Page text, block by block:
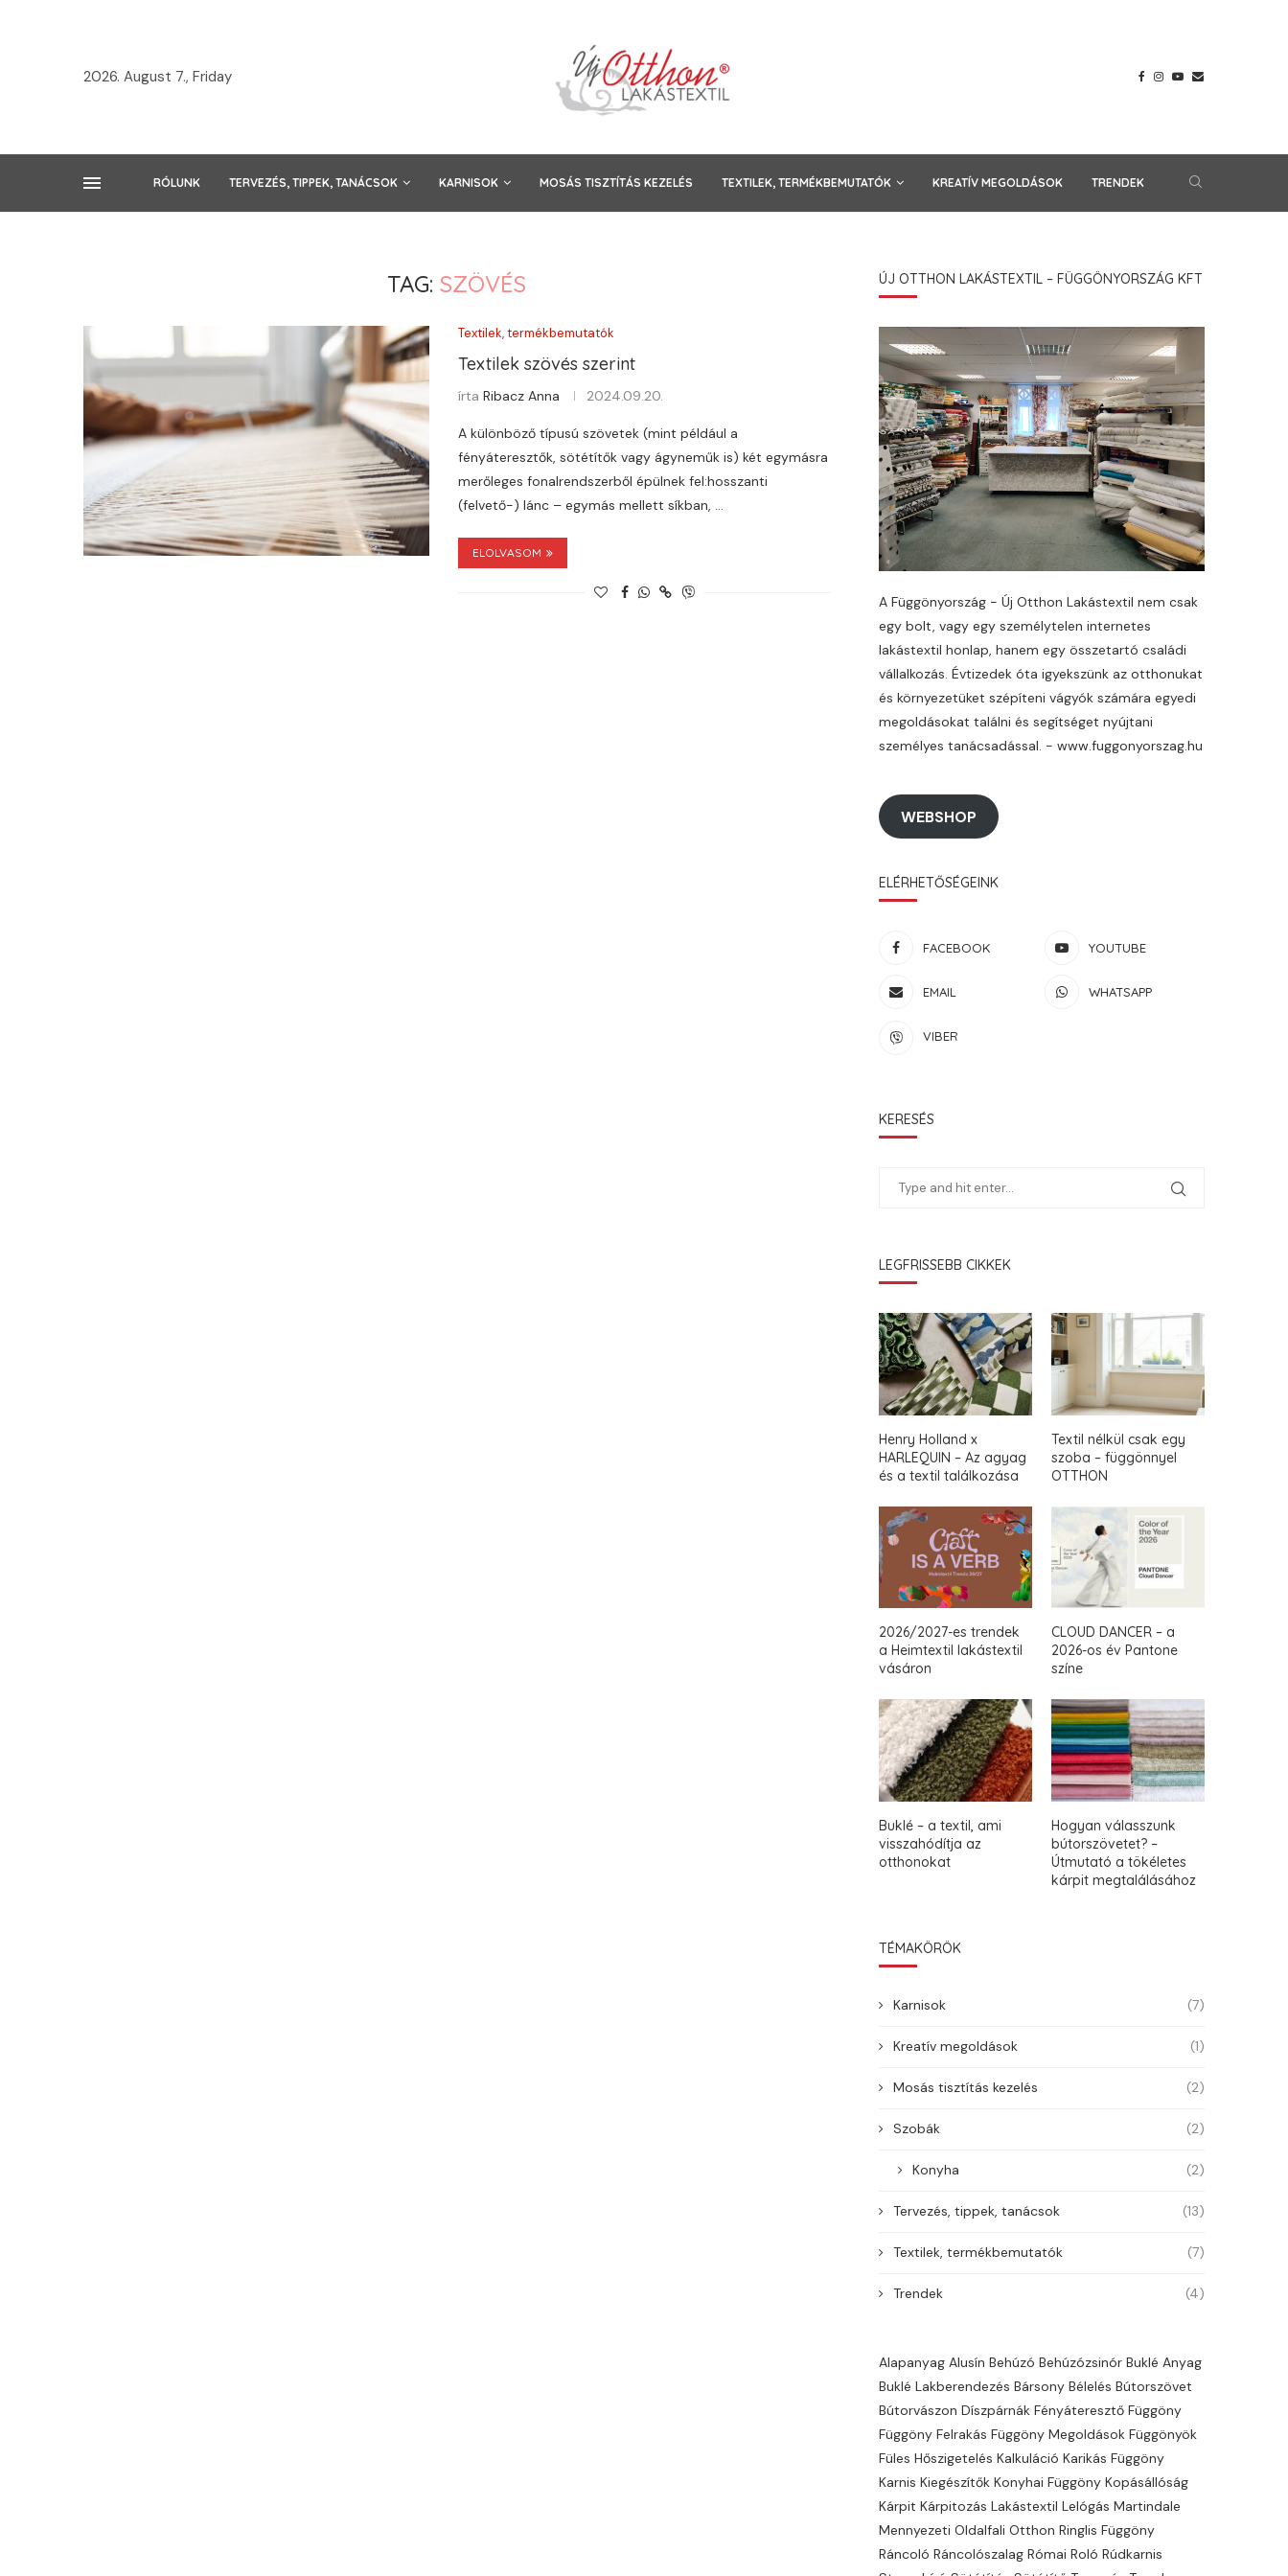
2026. August 7., Friday
RÓLUNK TERVEZÉS, TIPPEK, TANÁCSOK KARNISOK MOSÁS TISZTÍTÁS KEZELÉS TEXTILEK, TERMÉKBEMUTATÓK KREATÍV MEGOLDÁSOK TRENDEK
TAG:SZÖVÉS
Textilek, termékbemutatók
Textilek szövés szerint
írta Ribacz Anna 2024.09.20.
A különböző típusú szövetek (mint például a
fényáteresztők, sötétítők vagy ágyneműk is) két egymásra
merőleges fonalrendszerből épülnek fel:hosszanti
(felvető-) lánc – egymás mellett síkban, …
ELOLVASOM
ÚJ OTTHON LAKÁSTEXTIL – FÜGGÖNYORSZÁG KFT
A Függönyország - Új Otthon Lakástextil nem csak
egy bolt, vagy egy személytelen internetes
lakástextil honlap, hanem egy összetartó családi
vállalkozás. Évtizedek óta igyekszünk az otthonukat
és környezetüket szépíteni vágyók számára egyedi
megoldásokat találni és segítséget nyújtani
személyes tanácsadással. - www.fuggonyorszag.hu
WEBSHOP
ELÉRHETŐSÉGEINK
FACEBOOK YOUTUBE
EMAIL WHATSAPP
VIBER
KERESÉS
LEGFRISSEBB CIKKEK
Henry Holland x
HARLEQUIN – Az agyag
és a textil találkozása
Textil nélkül csak egy
szoba – függönnyel
OTTHON
2026/2027-es trendek
a Heimtextil lakástextil
vásáron
CLOUD DANCER – a
2026-os év Pantone
színe
Buklé – a textil, ami
visszahódítja az
otthonokat
Hogyan válasszunk
bútorszövetet? –
Útmutató a tökéletes
kárpit megtalálásához
TÉMAKÖRÖK
Karnisok (7)
Kreatív megoldások (1)
Mosás tisztítás kezelés (2)
Szobák (2)
Konyha (2)
Tervezés, tippek, tanácsok (13)
Textilek, termékbemutatók (7)
Trendek (4)
Alapanyag Alusín Behúzó Behúzózsinór Buklé Anyag
Buklé Lakberendezés Bársony Bélelés Bútorszövet
Bútorvászon Díszpárnák Fényáteresztő Függöny
Függöny Felrakás Függöny Megoldások Függönyök
Füles Hőszigetelés Kalkuláció Karikás Függöny
Karnis Kiegészítők Konyhai Függöny Kopásállóság
Kárpit Kárpitozás Lakástextil Lelógás Martindale
Mennyezeti Oldalfali Otthon Ringlis Függöny
Ráncoló Ráncolószalag Római Roló Rúdkarnis